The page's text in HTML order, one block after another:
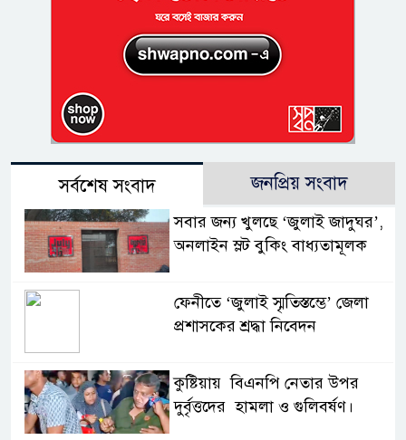
সর্বশেষ সংবাদ জনপ্রিয় সংবাদ
সবার জন্য খুলছে ‘জুলাই জাদুঘর’,
অনলাইন স্লট বুকিং বাধ্যতামূলক
ফেনীতে ‘জুলাই স্মৃতিস্তম্ভে’ জেলা
প্রশাসকের শ্রদ্ধা নিবেদন
কুষ্টিয়ায় বিএনপি নেতার উপর
দুর্বৃত্তদের হামলা ও গুলিবর্ষণ।